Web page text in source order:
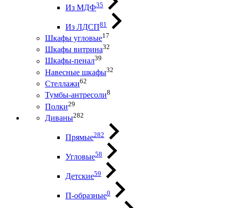
Из МДФ35
Из ЛДСП81
Шкафы угловые17
Шкафы витрина32
Шкафы-пенал39
Навесные шкафы32
Стеллажи62
Тумбы-антресоли8
Полки29
Диваны282
Прямые282
Угловые58
Детские59
П-образные0